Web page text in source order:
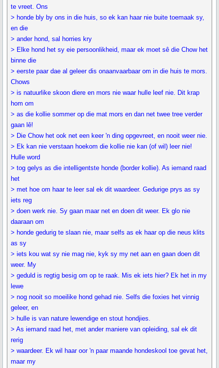
te vreet. Ons
> honde bly by ons in die huis, so ek kan haar nie buite toemaak sy,
en die
> ander hond, sal horries kry
> Elke hond het sy eie persoonlikheid, maar ek moet sê die Chow het
binne die
> eerste paar dae al geleer dis onaanvaarbaar om in die huis te mors.
Chows
> is natuurlike skoon diere en mors nie waar hulle leef nie. Dit krap
hom om
> as die kollie sommer op die mat mors en dan net twee tree verder
gaan lê!
> Die Chow het ook net een keer 'n ding opgevreet, en nooit weer nie.
> Ek kan nie verstaan hoekom die kollie nie kan (of wil) leer nie!
Hulle word
> tog gelys as die intelligentste honde (border kollie). As iemand raad
het
> met hoe om haar te leer sal ek dit waardeer. Gedurige prys as sy
iets reg
> doen werk nie. Sy gaan maar net en doen dit weer. Ek glo nie
daaraan om
> honde gedurig te slaan nie, maar selfs as ek haar op die neus klits
as sy
> iets kou wat sy nie mag nie, kyk sy my net aan en gaan doen dit
weer. My
> geduld is regtig besig om op te raak. Mis ek iets hier? Ek het in my
lewe
> nog nooit so moeilike hond gehad nie. Selfs die foxies het vinnig
geleer, en
> hulle is van nature lewendige en stout hondjies.
> As iemand raad het, met ander maniere van opleiding, sal ek dit
rerig
> waardeer. Ek wil haar oor 'n paar maande hondeskool toe gevat het,
maar my